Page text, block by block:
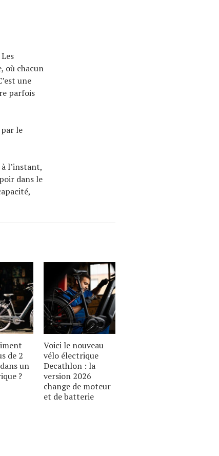
Les
où chacun
une
parfois
le
l’instant,
dans le
de 2
un
?
Voici le nouveau
vélo électrique
Decathlon : la
version 2026
change de moteur
et de batterie